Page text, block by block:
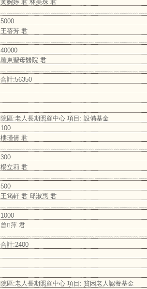
黃婉婷 君 林美珠 君
5000
王蓓芳 君
40000
羅東聖母醫院 君
合計:56350
院區:老人長期照顧中心 項目: 設備基金
100
樓瑾倩 君
300
楊立莉 君
500
王筠軒 君 邱淑惠 君
1000
曾萍 君
合計:2400
院區:老人長期照顧中心 項目: 貧困老人認養基金